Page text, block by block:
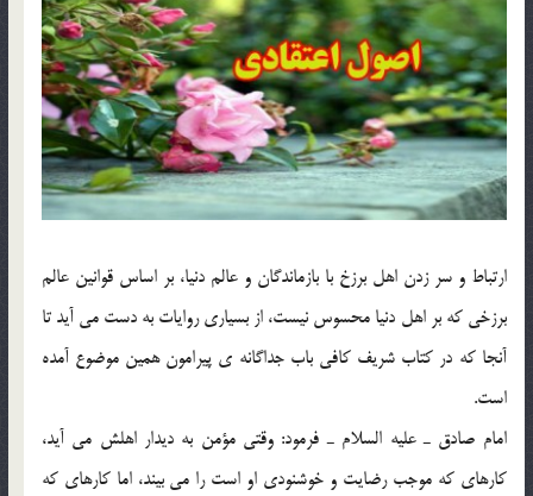
ارتباط و سر زدن اهل برزخ با بازماندگان و عالم دنيا، بر اساس قوانين عالم
برزخي كه بر اهل دنيا محسوس نيست، از بسياري روايات به دست مي آيد تا
آنجا كه در كتاب شريف كافي باب جداگانه ي پيرامون همين موضوع آمده
است.
امام صادق ـ عليه السلام ـ فرمود: وقتي مؤمن به ديدار اهلش مي آيد،
كارهاي كه موجب رضايت و خوشنودي او است را مي بيند، اما كارهاي كه